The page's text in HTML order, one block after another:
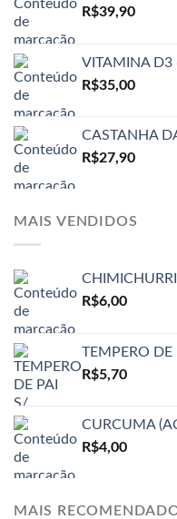
R$39,90
VITAMINA D3
R$35,00
CASTANHA
R$27,90
MAIS VENDIDOS
R$6,00
TEMPERO
R$5,70
CURCUMA
R$4,00
MAIS